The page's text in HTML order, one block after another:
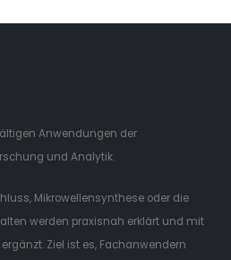
Anwendungen der
und Analytik.
Mikrowellensynthese oder die
werden praxisnah erklärt und mit
Ziel ist es, Fachanwendern